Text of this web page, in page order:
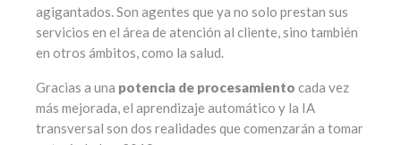
agigantados. Son agentes que ya no solo prestan sus
servicios en el área de atención al cliente, sino también
en otros ámbitos, como la salud.
Gracias a una potencia de procesamiento cada vez
más mejorada, el aprendizaje automático y la IA
transversal son dos realidades que comenzarán a tomar